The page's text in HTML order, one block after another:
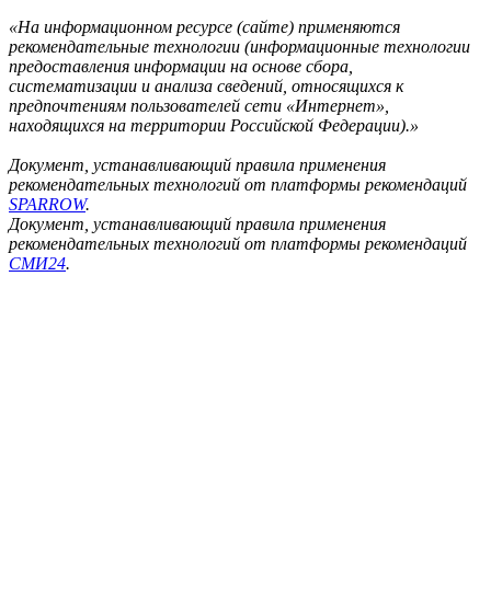
«На информационном ресурсе (сайте) применяются
рекомендательные технологии (информационные технологии
предоставления информации на основе сбора,
систематизации и анализа сведений, относящихся к
предпочтениям пользователей сети «Интернет»,
находящихся на территории Российской Федерации).»
Документ, устанавливающий правила применения
рекомендательных технологий от платформы рекомендаций
SPARROW.
Документ, устанавливающий правила применения
рекомендательных технологий от платформы рекомендаций
СМИ24.